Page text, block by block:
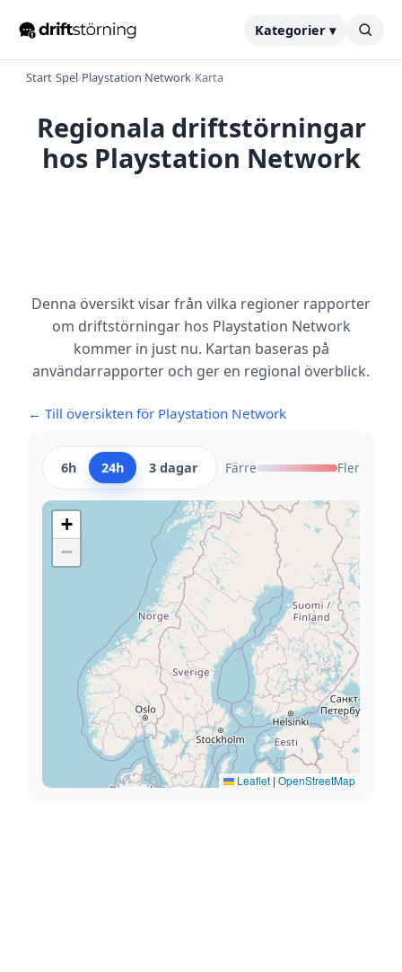
Kategorier ▾
Start›Spel›Playstation Network›Karta
Regionala driftstörningar
hos Playstation Network
Denna översikt visar från vilka regioner rapporter
om driftstörningar hos Playstation Network
kommer in just nu. Kartan baseras på
användarrapporter och ger en regional överblick.
← Till översikten för Playstation Network
6h 24h 3 dagar Färre Fler
+
−
Leaflet|OpenStreetMap